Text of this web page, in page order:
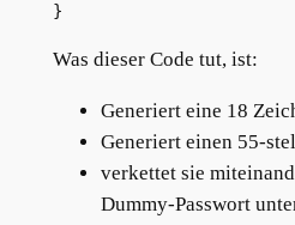
}
Was dieser Code tut, ist:
Generiert eine 18
Generiert einen 55-
verkettet sie
Dummy-Passwort